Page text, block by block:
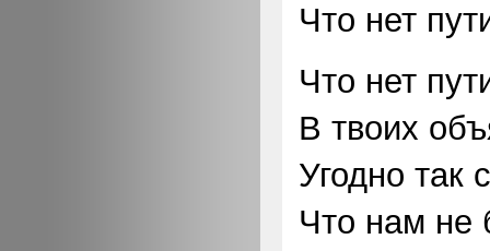
Что нет
Что нет
В твоих
Угодно так
Что нам не